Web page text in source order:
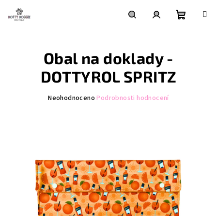
obsah
Obal na doklady -
DOTTYROL SPRITZ
Průměrné
hvězdiček.
Neohodnoceno Podrobnosti hodnocení